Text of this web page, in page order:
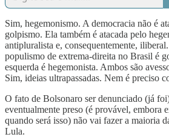
Sim, hegemonismo. A democracia não é
golpismo. Ela também é atacada pelo
antipluralista e, consequentemente,
populismo de extrema-direita no Brasil é
esquerda é hegemonista. Ambos são
Sim, ideias ultrapassadas. Nem é preciso
O fato de Bolsonaro ser denunciado (já
eventualmente preso (é provável, embora
quando será isso) não vai fazer a maioria
Lula.